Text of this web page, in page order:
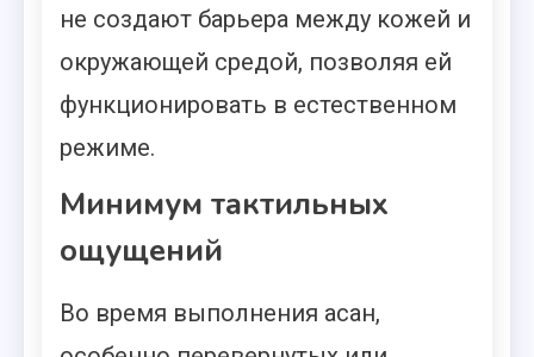
не создают барьера между кожей и
окружающей средой, позволяя ей
функционировать в естественном
режиме.
Минимум тактильных
ощущений
Во время выполнения асан,